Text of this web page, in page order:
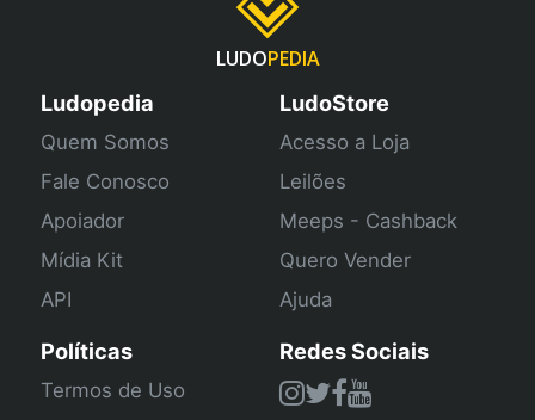
LUDOPEDIA
Ludopedia
Quem Somos
Fale Conosco
Apoiador
Mídia Kit
API
LudoStore
Acesso a Loja
Leilões
Meeps - Cashback
Quero Vender
Ajuda
Políticas
Termos de Uso
Redes Sociais